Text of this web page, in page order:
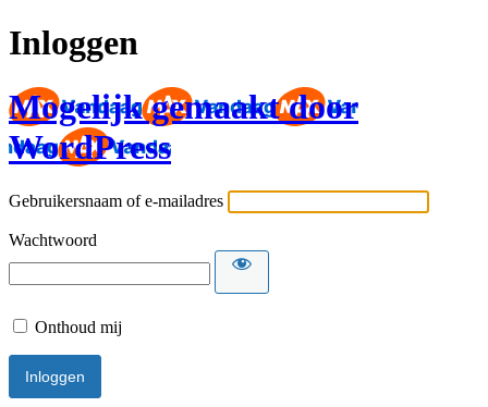
Inloggen
Mogelijk gemaakt door
WordPress
Gebruikersnaam of e-mailadres
Wachtwoord
Onthoud mij